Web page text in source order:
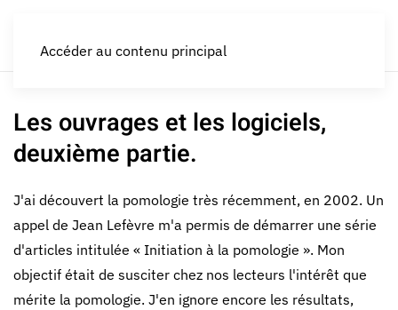
Accéder au contenu principal
Les ouvrages et les logiciels,
deuxième partie.
J'ai découvert la pomologie très récemment, en 2002. Un
appel de Jean Lefèvre m'a permis de démarrer une série
d'articles intitulée « Initiation à la pomologie ». Mon
objectif était de susciter chez nos lecteurs l'intérêt que
mérite la pomologie. J'en ignore encore les résultats,